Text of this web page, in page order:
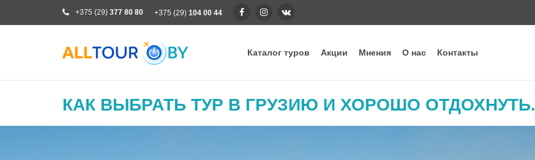
+375 (29) 377 80 80 +375 (29) 104 00 44
Каталог туров
Грузия
Акции Мнения О нас Контакты
КАК ВЫБРАТЬ ТУР В ГРУЗИЮ И ХОРОШО ОТДОХНУТЬ.